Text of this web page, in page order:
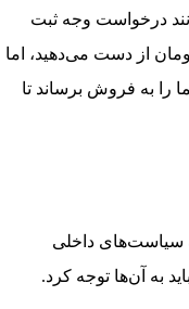
درخواست وجه ثبت
ضرر نیز به نسبت افزایش می‌یابد. به عنوان مثال، اگر با سرمایه ۱۰۰ میلیون تومانی ۱۰% ضرر کنید، ۱۰ میلیون تومان از دست می‌دهید، اما
را به فروش برساند تا
سیاست‌های داخلی
به آن‌ها توجه کرد.